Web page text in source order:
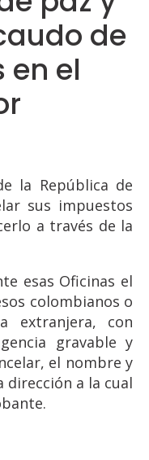
de
en el
la República de
sus impuestos
a través de la
esas Oficinas el
colombianos o
extranjera, con
gravable y
el nombre y
dirección a la cual